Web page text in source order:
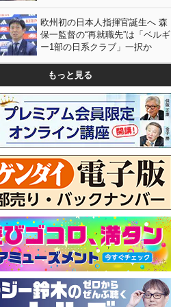
欧州初の日本人指揮官誕生へ 森
保一監督の“再就職先”は「ベルギ
ー1部の日系クラブ」一択か
もっと見る